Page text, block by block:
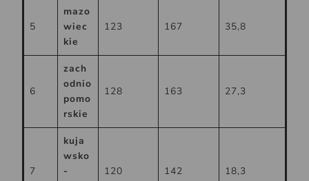
5
mazo
wiec
kie
123 167 35,8
6
zach
odnio
pomo
rskie
128 163 27,3
7
kuja
wsko
-
120 142 18,3